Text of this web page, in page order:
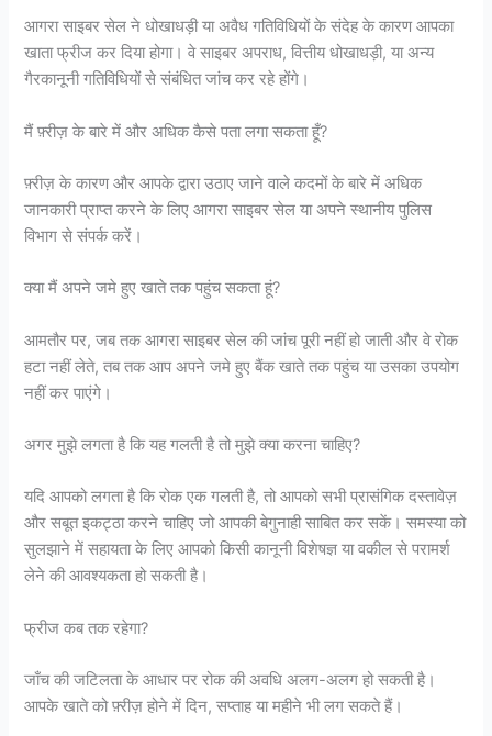
आगरा साइबर सेल ने धोखाधड़ी या अवैध गतिविधियों के संदेह के कारण आपका
खाता फ्रीज कर दिया होगा। वे साइबर अपराध, वित्तीय धोखाधड़ी, या अन्य
गैरकानूनी गतिविधियों से संबंधित जांच कर रहे होंगे।
मैं फ़्रीज़ के बारे में और अधिक कैसे पता लगा सकता हूँ?
फ़्रीज़ के कारण और आपके द्वारा उठाए जाने वाले कदमों के बारे में अधिक
जानकारी प्राप्त करने के लिए आगरा साइबर सेल या अपने स्थानीय पुलिस
विभाग से संपर्क करें।
क्या मैं अपने जमे हुए खाते तक पहुंच सकता हूं?
आमतौर पर, जब तक आगरा साइबर सेल की जांच पूरी नहीं हो जाती और वे रोक
हटा नहीं लेते, तब तक आप अपने जमे हुए बैंक खाते तक पहुंच या उसका उपयोग
नहीं कर पाएंगे।
अगर मुझे लगता है कि यह गलती है तो मुझे क्या करना चाहिए?
यदि आपको लगता है कि रोक एक गलती है, तो आपको सभी प्रासंगिक दस्तावेज़
और सबूत इकट्ठा करने चाहिए जो आपकी बेगुनाही साबित कर सकें। समस्या को
सुलझाने में सहायता के लिए आपको किसी कानूनी विशेषज्ञ या वकील से परामर्श
लेने की आवश्यकता हो सकती है।
फ्रीज कब तक रहेगा?
जाँच की जटिलता के आधार पर रोक की अवधि अलग-अलग हो सकती है।
आपके खाते को फ़्रीज़ होने में दिन, सप्ताह या महीने भी लग सकते हैं।